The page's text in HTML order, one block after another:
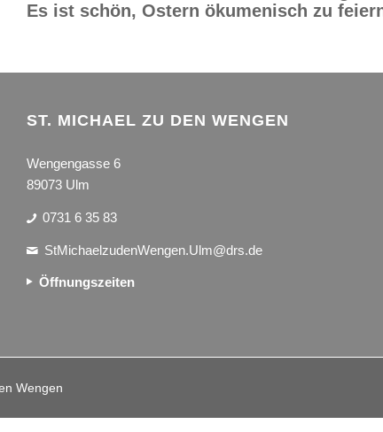
Es ist schön, Ostern ökumenisch zu
ST. MICHAEL ZU DEN WENGEN
Wengengasse 6
89073 Ulm
0731 6 35 83
StMichaelzudenWengen.Ulm@drs.de
Öffnungszeiten
Wengen